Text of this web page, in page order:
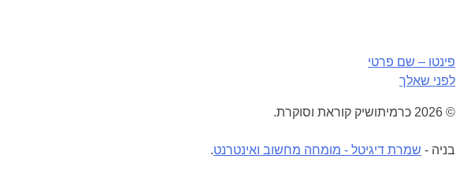
ניווט
פינטו – שם פרטי
לפני שאלך
© 2026 כרמיתושיק קוראת וסוקרת.
בניה - שמרת דיגיטל - מומחה מחשוב ואינטרנט.